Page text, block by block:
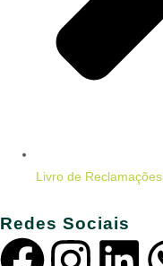
Livro de Reclamações
Redes Sociais